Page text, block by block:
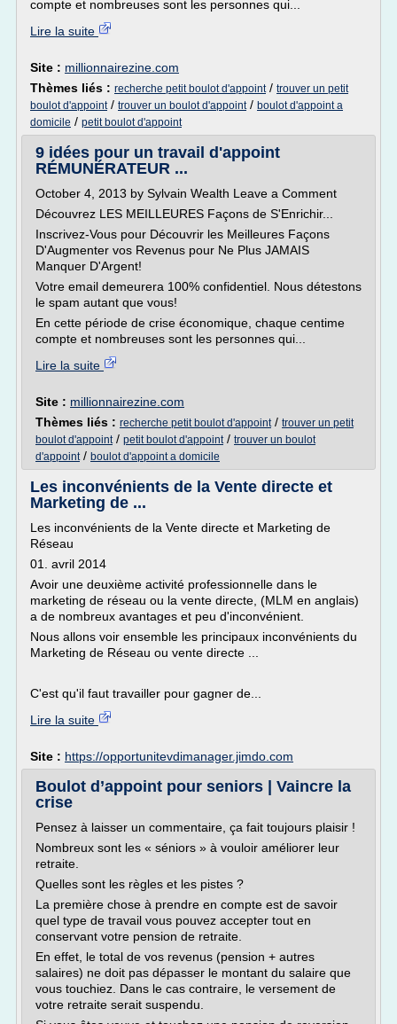
compte et nombreuses sont les personnes qui...
Lire la suite
Site : millionnairezine.com
Thèmes liés : recherche petit boulot d'appoint/ trouver un petit
boulot d'appoint/ trouver un boulot d'appoint/ boulot d'appoint a
domicile / petit boulot d'appoint
9 idées pour un travail d'appoint
RÉMUNÉRATEUR ...
October 4, 2013 by Sylvain Wealth Leave a Comment
Découvrez LES MEILLEURES Façons de S'Enrichir...
Inscrivez-Vous pour Découvrir les Meilleures Façons
D'Augmenter vos Revenus pour Ne Plus JAMAIS
Manquer D'Argent!
Votre email demeurera 100% confidentiel. Nous détestons
le spam autant que vous!
En cette période de crise économique, chaque centime
compte et nombreuses sont les personnes qui...
Lire la suite
Site : millionnairezine.com
Thèmes liés : recherche petit boulot d'appoint/ trouver un petit
boulot d'appoint/ petit boulot d'appoint/ trouver un boulot
d'appoint/ boulot d'appoint a domicile
Les inconvénients de la Vente directe et
Marketing de ...
Les inconvénients de la Vente directe et Marketing de
Réseau
01. avril 2014
Avoir une deuxième activité professionnelle dans le
marketing de réseau ou la vente directe, (MLM en anglais)
a de nombreux avantages et peu d'inconvénient.
Nous allons voir ensemble les principaux inconvénients du
Marketing de Réseau ou vente directe ...
C'est qu'il faut travailler pour gagner de...
Lire la suite
Site : https://opportunitevdimanager.jimdo.com
Boulot d’appoint pour seniors | Vaincre la
crise
Pensez à laisser un commentaire, ça fait toujours plaisir !
Nombreux sont les « séniors » à vouloir améliorer leur
retraite.
Quelles sont les règles et les pistes ?
La première chose à prendre en compte est de savoir
quel type de travail vous pouvez accepter tout en
conservant votre pension de retraite.
En effet, le total de vos revenus (pension + autres
salaires) ne doit pas dépasser le montant du salaire que
vous touchiez. Dans le cas contraire, le versement de
votre retraite serait suspendu.